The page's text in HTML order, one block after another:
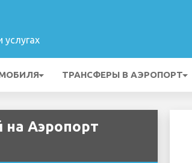
ТРАНСФЕРЫ В АЭРОПОРТ
на Аэропорт